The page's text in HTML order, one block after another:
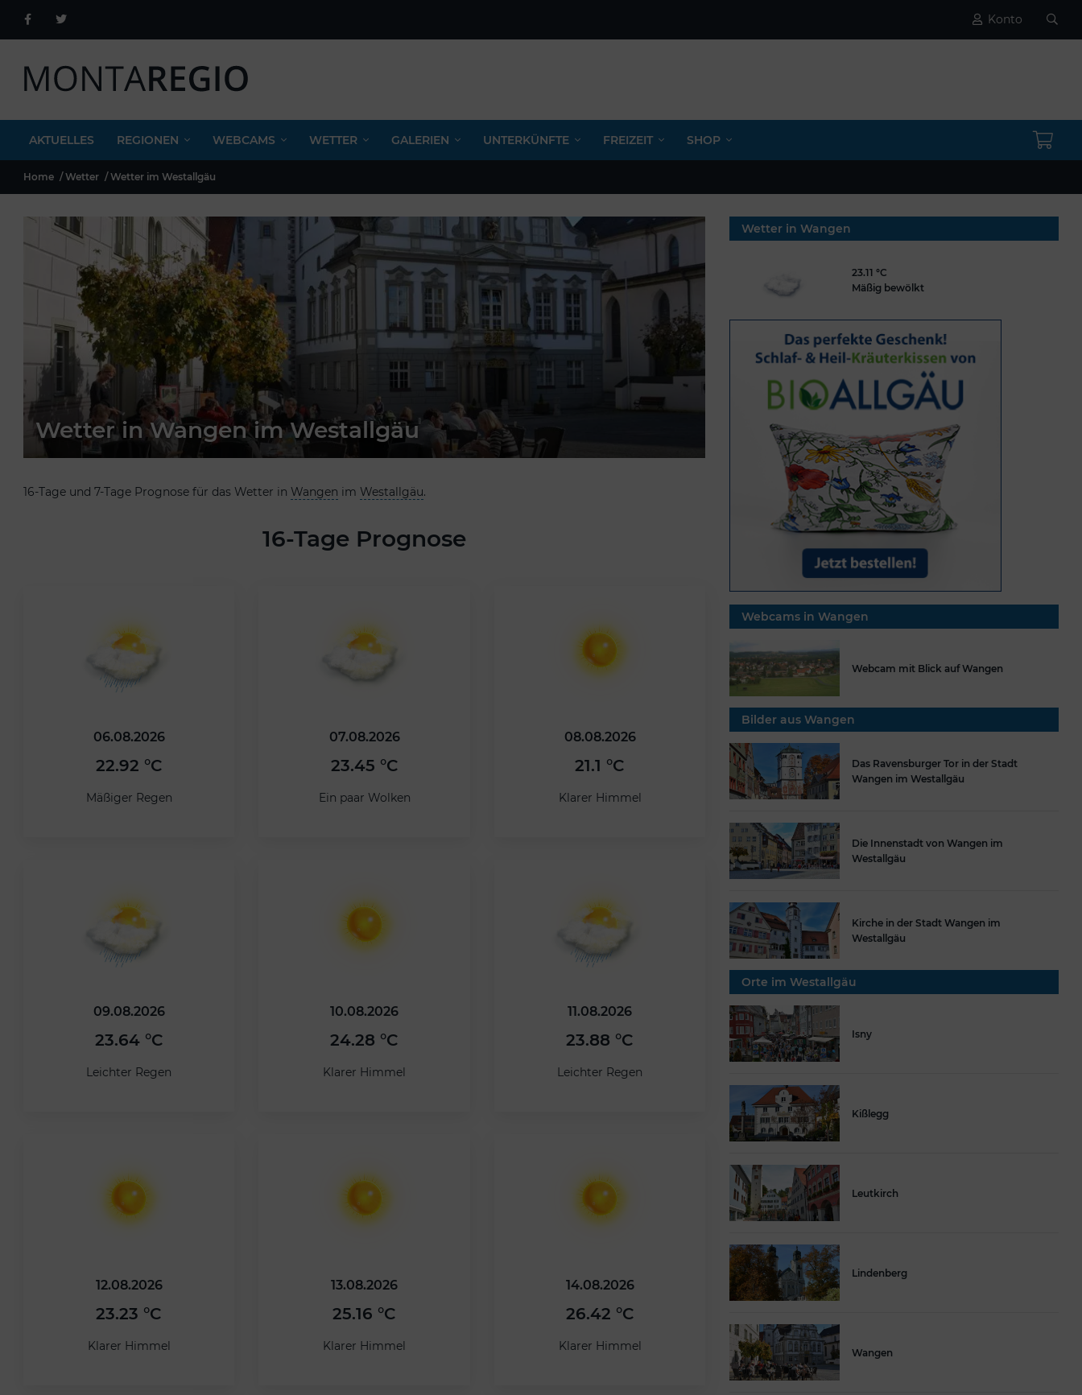
Konto
AKTUELLES REGIONEN WEBCAMS WETTER GALERIEN UNTERKÜNFTE FREIZEIT SHOP
Home Wetter Wetter im Westallgäu
Wetter in Wangen im Westallgäu
16-Tage und 7-Tage Prognose für das Wetter in Wangen im Westallgäu.
16-Tage Prognose
06.08.2026
22.92 °C
Mäßiger Regen
07.08.2026
23.45 °C
Ein paar Wolken
08.08.2026
21.1 °C
Klarer Himmel
09.08.2026
23.64 °C
Leichter Regen
10.08.2026
24.28 °C
Klarer Himmel
11.08.2026
23.88 °C
Leichter Regen
12.08.2026
23.23 °C
Klarer Himmel
13.08.2026
25.16 °C
Klarer Himmel
14.08.2026
26.42 °C
Klarer Himmel
Wetter in Wangen
23.11 °C
Mäßig bewölkt
Webcams in Wangen
Webcam mit Blick auf Wangen
Bilder aus Wangen
Das Ravensburger Tor in der Stadt
Wangen im Westallgäu
Die Innenstadt von Wangen im
Westallgäu
Kirche in der Stadt Wangen im
Westallgäu
Orte im Westallgäu
Isny
Kißlegg
Leutkirch
Lindenberg
Wangen